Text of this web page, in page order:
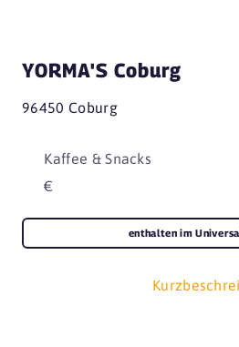
YORMA'S Coburg
96450 Coburg
Kaffee & Snacks
€
enthalten im